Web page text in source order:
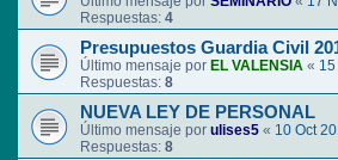
Respuestas: 4
Presupuestos Guardia Civil
Último mensaje por EL VALENSIA «
Respuestas: 8
NUEVA LEY DE PERSONAL
Último mensaje por ulises5 « 10 Oct
Respuestas: 8